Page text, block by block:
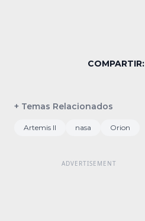
COMPARTIR:
+ Temas Relacionados
Artemis II nasa Orion